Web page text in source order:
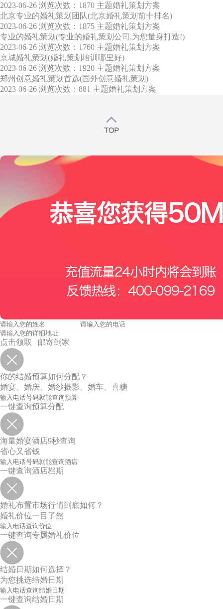
2023-06-26 浏览次数：1870 主题婚礼策划方案
北京专业的婚礼策划团队(北京婚礼策划前十排名)
2023-06-26 浏览次数：1875 主题婚礼策划方案
专业的婚礼策划(专业的婚礼策划公司,为您量身打造!)
2023-06-26 浏览次数：1760 主题婚礼策划方案
京城婚礼策划(婚礼策划培训哪里好)
2023-06-26 浏览次数：1920 主题婚礼策划方案
郑州创意婚礼策划首选(国外创意婚礼策划)
2023-06-26 浏览次数：881 主题婚礼策划方案
点击领取 邮寄到家
你的结婚预算如何分配？
婚宴、婚庆、婚纱摄影、婚车、喜糖
一键查询预算分配
海量婚宴酒店9秒查询
省心又省钱
一键查询酒店档期
婚礼布置市场行情到底如何？
婚礼价位一目了然
一键查询专属婚礼价位
结婚日期如何选择？
为您挑选结婚日期
一键查询结婚日期